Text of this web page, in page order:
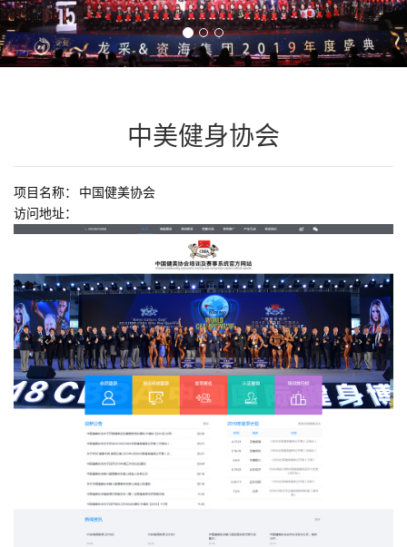
小程序定制开发
高端定制网站
中美健身协会
项目名称：
中国健美协会
访问地址：